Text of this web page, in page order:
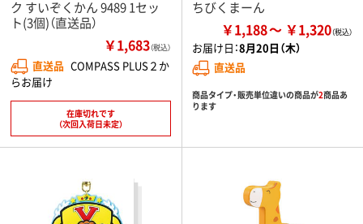
ク すいぞくかん 9489 1セッ
ト(3個)（直送品）
￥1,683（税込）
直送品 COMPASS PLUS２か
らお届け
在庫切れです
（次回入荷日未定）
ちびくまーん
￥1,188 ￥1,320
お届け日：8月20日（木）
直送品
商品タイプ・販売単位違いの商品が2商品あ
ります